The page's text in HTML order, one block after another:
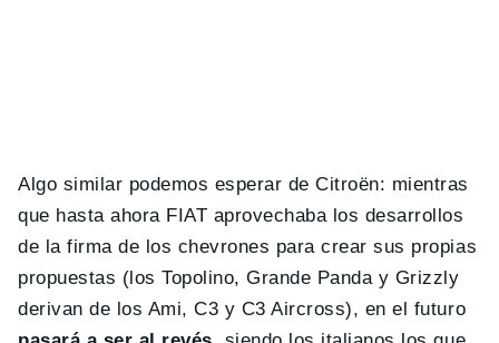
Algo similar podemos esperar de Citroën: mientras
que hasta ahora FIAT aprovechaba los desarrollos
de la firma de los chevrones para crear sus propias
propuestas (los Topolino, Grande Panda y Grizzly
derivan de los Ami, C3 y C3 Aircross), en el futuro